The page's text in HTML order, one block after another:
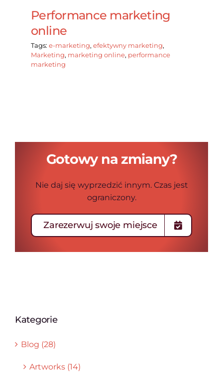
Performance marketing
online
Tags: e-marketing, efektywny marketing,
Marketing, marketing online, performance
marketing
Gotowy na zmiany?
Nie daj się wyprzedzić innym. Czas jest
ograniczony.
Zarezerwuj swoje miejsce
Kategorie
Blog (28)
Artworks (14)